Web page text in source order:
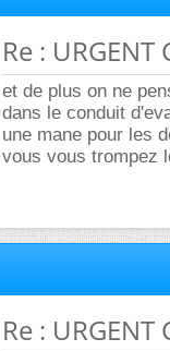
Re :
et de plus on ne
dans le conduit
une mane pour les
vous vous trompez
Re :